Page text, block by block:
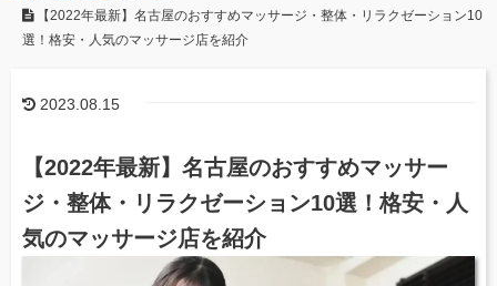
【2022年最新】名古屋のおすすめマッサージ・整体・リラクゼーション10
選！格安・人気のマッサージ店を紹介
2023.08.15
【2022年最新】名古屋のおすすめマッサー
ジ・整体・リラクゼーション10選！格安・人
気のマッサージ店を紹介